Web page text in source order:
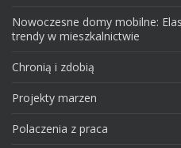
Nowoczesne domy mobilne:
trendy w mieszkalnictwie
Chronią i zdobią
Projekty marzen
Polaczenia z praca